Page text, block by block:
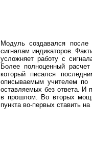
Модуль создавался
сигналам индикаторов.
усложняет работу с
Более полноценный
который писался
описываемым учителем по
оставляемых без ответа. И
в прошлом. Во вторых
пункта во-первых ставить